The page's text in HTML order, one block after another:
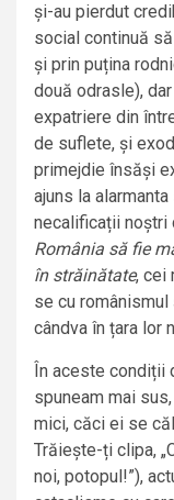
și-au pierdut
social continuă
și prin puțina
două odrasle),
expatriere din
de suflete, și
primejdie însăși
ajuns la
necalificații noștri
România să fie
în străinătate, cei
se cu
cândva în țara lor
În aceste condiții
spuneam mai
mici, căci ei se
Trăiește-ți clipa,
noi, potopul!”),